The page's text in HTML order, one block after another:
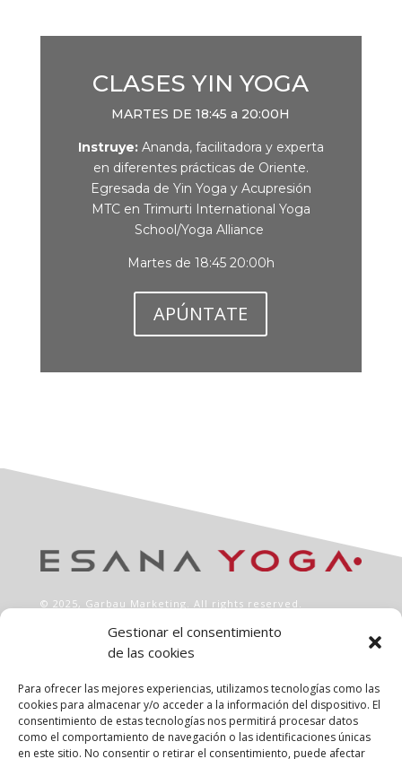
Gestionar el consentimiento
de las cookies
Para ofrecer las mejores experiencias, utilizamos tecnologías como las
cookies para almacenar y/o acceder a la información del dispositivo. El
consentimiento de estas tecnologías nos permitirá procesar datos
como el comportamiento de navegación o las identificaciones únicas
en este sitio. No consentir o retirar el consentimiento, puede afectar
CLASES YIN YOGA
MARTES DE 18:45 a 20:00H
Instruye:Ananda, facilitadora y experta
en diferentes prácticas de Oriente.
Egresada de Yin Yoga y Acupresión
MTC en Trimurti International Yoga
School/Yoga Alliance
Martes de 18:45 20:00h
APÚNTATE
© 2025, Garbau Marketing. All rights reserved.
INFO
Aviso legal
Política de privacidad
Política de cookies
Clases